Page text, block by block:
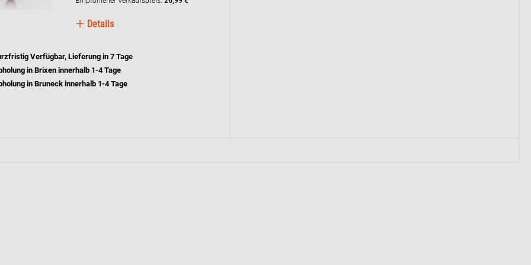
Details
Verfügbar, Lieferung in 7 Tage
in Brixen innerhalb 1-4 Tage
in Bruneck innerhalb 1-4 Tage